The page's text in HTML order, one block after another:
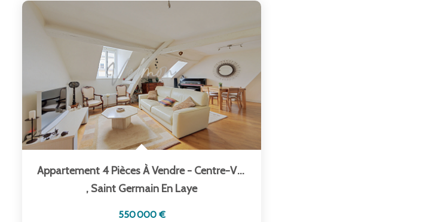
Appartement 4 Pièces À Vendre - Centre-Ville De...
, Saint Germain En Laye
550 000 €